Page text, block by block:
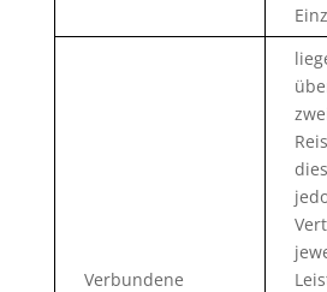
Verbundene